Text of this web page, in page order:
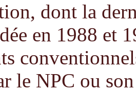
dont la
en 1988 et
le NPC ou